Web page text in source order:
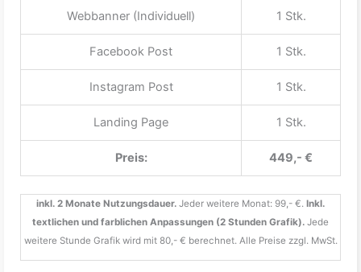
Webbanner (Individuell) 1 Stk.
Facebook Post 1 Stk.
Instagram Post 1 Stk.
Landing Page 1 Stk.
Preis: 449,- €
inkl. 2 Monate Nutzungsdauer. Jeder weitere Monat: 99,- €. Inkl.
textlichen und farblichen Anpassungen (2 Stunden Grafik). Jede
weitere Stunde Grafik wird mit 80,- € berechnet. Alle Preise zzgl. MwSt.